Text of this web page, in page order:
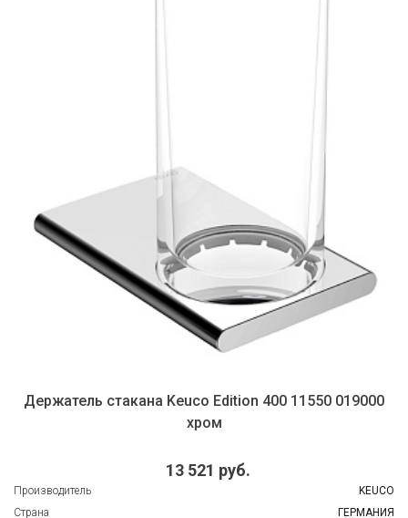
Держатель стакана Keuco Edition 400 11550 019000
хром
13 521 руб.
Производитель
KEUCO
Страна
ГЕРМАНИЯ